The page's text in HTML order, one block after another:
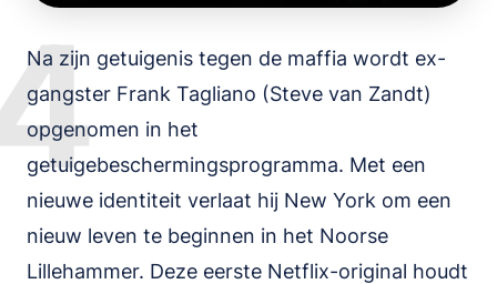
Na zijn getuigenis tegen de maffia wordt ex-
gangster Frank Tagliano (Steve van Zandt)
opgenomen in het
getuigebeschermingsprogramma. Met een
nieuwe identiteit verlaat hij New York om een
nieuw leven te beginnen in het Noorse
Lillehammer. Deze eerste Netflix-original houdt